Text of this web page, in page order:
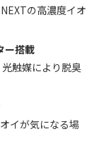
の高濃度イオ
ー搭載
触媒により脱臭
イが気になる場